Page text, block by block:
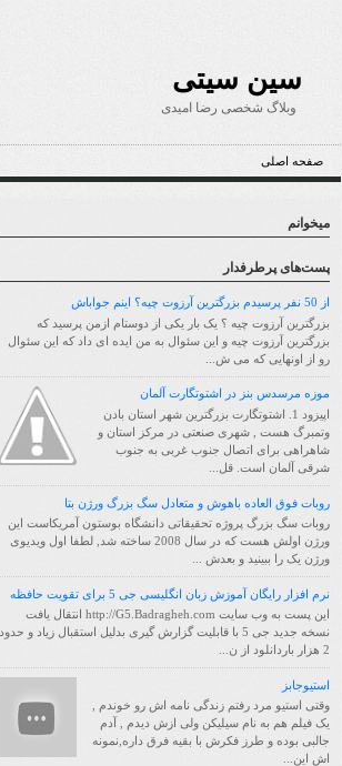
سین سیتی
وبلاگ شخصی رضا امیدی
صفحه اصلی
میخوانم
پست‌های پرطرفدار
از 50 نفر پرسیدم بزرگترین آرزوت چیه؟ اینم جواباش
بزرگترین آرزوت چیه ؟ یک بار یکی از دوستام ازمن پرسید که
بزرگترین آرزوت چیه و این سئوال به من ایده ای داد که این سئوال
رو از اونهایی که می ش...
موزه مرسدس بنز در اشتوتگارت آلمان
اپیزود 1. اشتوتگارت بزرگترین شهر استان بادن
وتمبرگ هست , شهری صنعتی در مرکز استان و
شاهراهی برای اتصال جنوب غربی به جنوب
شرقی آلمان است. قل...
روبات فوق العاده باهوش و متعادل سگ بزرگ ورژن بتا
روبات سگ بزرگ پروژه تحقیقاتی دانشگاه بوستون آمریکاست این
ورژن اولش هست که در سال 2008 ساخته شد, لطفا اول ویدیوی
ورژن یک را ببینید و بعدش ...
نرم افزار رایگان آموزش زبان انگلیسی جی 5 برای تقویت حافظه
این پست به وب سایت http://G5.Badragheh.com انتقال یافت
نسخه جدید جی 5 با قابلیت گزارش گیری بدلیل استقبال زیاد و حدود
2 هزار باردانلود از ن...
استیوجابز
وقتی استیو مرد رفتم زندگی نامه اش رو خوندم ,
یک فیلم هم به نام سیلیکن ولی ازش دیدم , آدم
جالبی بوده و طرز فکرش با بقیه فرق داره,نمونه
اش این...